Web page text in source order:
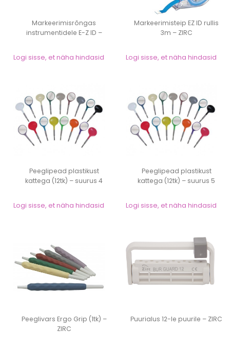
Markeerimisrõngas
instrumentidele E-Z ID –
Logi sisse, et näha hindasid
Markeerimisteip EZ ID rullis
3m – ZIRC
Logi sisse, et näha hindasid
Peeglipead plastikust
kattega (12tk) – suurus 4
Logi sisse, et näha hindasid
Peeglipead plastikust
kattega (12tk) – suurus 5
Logi sisse, et näha hindasid
Peeglivars Ergo Grip (1tk) –
ZIRC
Puurialus 12-le puurile – ZIRC